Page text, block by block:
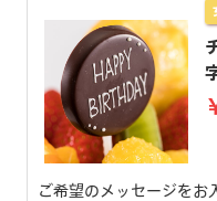
ご希望のメッセージをお